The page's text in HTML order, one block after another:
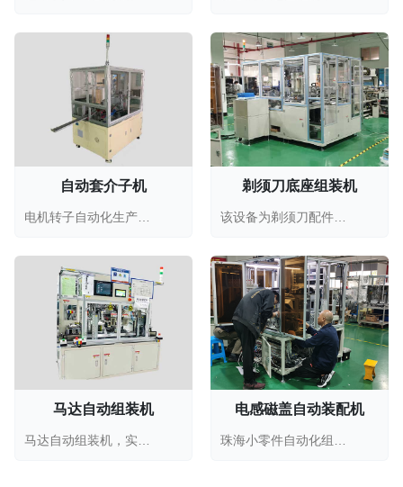
自动套介子机 剃须刀底座组装机
该设备为剃须刀配件生产定制的自动化组装机，能够...
马达自动组装机 电感磁盖自动装配机